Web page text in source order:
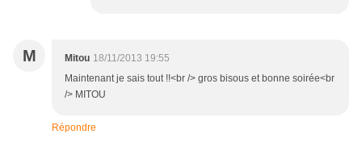
M Mitou 18/11/2013 19:55
Maintenant je sais tout !!<br /> gros bisous et bonne soirée<br
/> MITOU
Répondre